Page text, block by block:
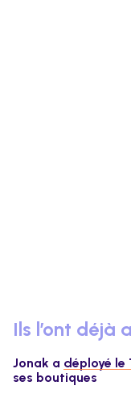
Ils l’ont déjà
Jonak a déployé le
ses boutiques